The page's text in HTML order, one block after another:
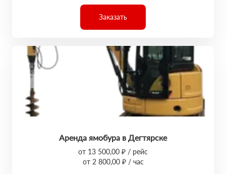
Заказать
Аренда ямобура в Дегтярске
от 13 500,00 ₽ / рейс
от 2 800,00 ₽ / час